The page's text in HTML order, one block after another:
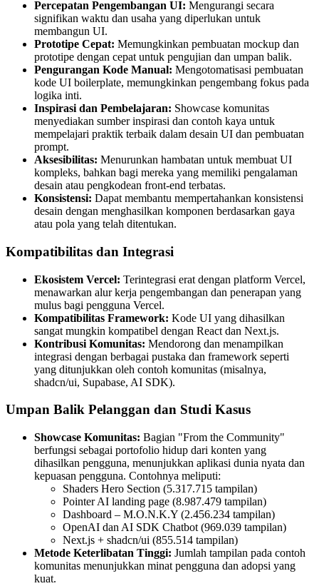
Percepatan Pengembangan UI: Mengurangi secara
signifikan waktu dan usaha yang diperlukan untuk
membangun UI.
Prototipe Cepat: Memungkinkan pembuatan mockup dan
prototipe dengan cepat untuk pengujian dan umpan balik.
Pengurangan Kode Manual: Mengotomatisasi pembuatan
kode UI boilerplate, memungkinkan pengembang fokus pada
logika inti.
Inspirasi dan Pembelajaran: Showcase komunitas
menyediakan sumber inspirasi dan contoh kaya untuk
mempelajari praktik terbaik dalam desain UI dan pembuatan
prompt.
Aksesibilitas: Menurunkan hambatan untuk membuat UI
kompleks, bahkan bagi mereka yang memiliki pengalaman
desain atau pengkodean front-end terbatas.
Konsistensi: Dapat membantu mempertahankan konsistensi
desain dengan menghasilkan komponen berdasarkan gaya
atau pola yang telah ditentukan.
Kompatibilitas dan Integrasi
Ekosistem Vercel: Terintegrasi erat dengan platform Vercel,
menawarkan alur kerja pengembangan dan penerapan yang
mulus bagi pengguna Vercel.
Kompatibilitas Framework: Kode UI yang dihasilkan
sangat mungkin kompatibel dengan React dan Next.js.
Kontribusi Komunitas: Mendorong dan menampilkan
integrasi dengan berbagai pustaka dan framework seperti
yang ditunjukkan oleh contoh komunitas (misalnya,
shadcn/ui, Supabase, AI SDK).
Umpan Balik Pelanggan dan Studi Kasus
Showcase Komunitas: Bagian "From the Community"
berfungsi sebagai portofolio hidup dari konten yang
dihasilkan pengguna, menunjukkan aplikasi dunia nyata dan
kepuasan pengguna. Contohnya meliputi:
Shaders Hero Section (5.317.715 tampilan)
Pointer AI landing page (8.987.479 tampilan)
Dashboard – M.O.N.K.Y (2.456.234 tampilan)
OpenAI dan AI SDK Chatbot (969.039 tampilan)
Next.js + shadcn/ui (855.514 tampilan)
Metode Keterlibatan Tinggi: Jumlah tampilan pada contoh
komunitas menunjukkan minat pengguna dan adopsi yang
kuat.